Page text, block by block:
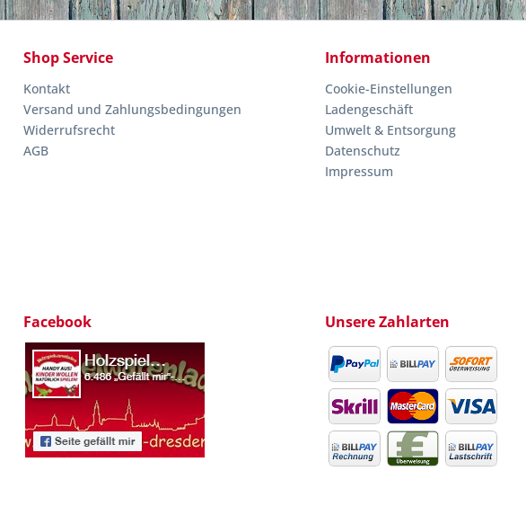
Shop Service
Kontakt
Versand und Zahlungsbedingungen
Widerrufsrecht
AGB
Informationen
Cookie-Einstellungen
Ladengeschäft
Umwelt & Entsorgung
Datenschutz
Impressum
Facebook Unsere Zahlarten